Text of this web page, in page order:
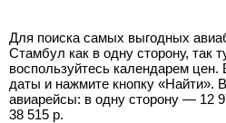
Для поиска самых выгодных
Стамбул как в одну сторону, так
воспользуйтесь календарем
даты и нажмите кнопку «Найти».
авиарейсы: в одну сторону — 12
38 515 р.